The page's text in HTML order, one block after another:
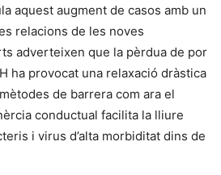
aquest augment de casos amb un
relacions de les noves
adverteixen que la pèrdua de por
ha provocat una relaxació dràstica
de barrera com ara el
conductual facilita la lliure
i virus d’alta morbiditat dins de